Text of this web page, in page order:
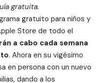
gratuita.
gratuito para niños y
Store de todo el
a cabo cada semana
. Ahora en su vigésimo
en persona con un nuevo
dando a los